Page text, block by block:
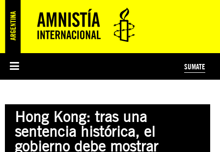
PREGUNTAS FRECUENTES
ÁREAS TEMÁTICAS
JUSTICIA INTERNACIONAL
EDUCACIÓN EN DERECHOS HUMANOS Y JÓVENES
PRENSA
SUSCRIBITE
SUMATE
PREGUNTAS FRECUENTES
Hong Kong: tras una
sentencia histórica, el
gobierno debe mostrar